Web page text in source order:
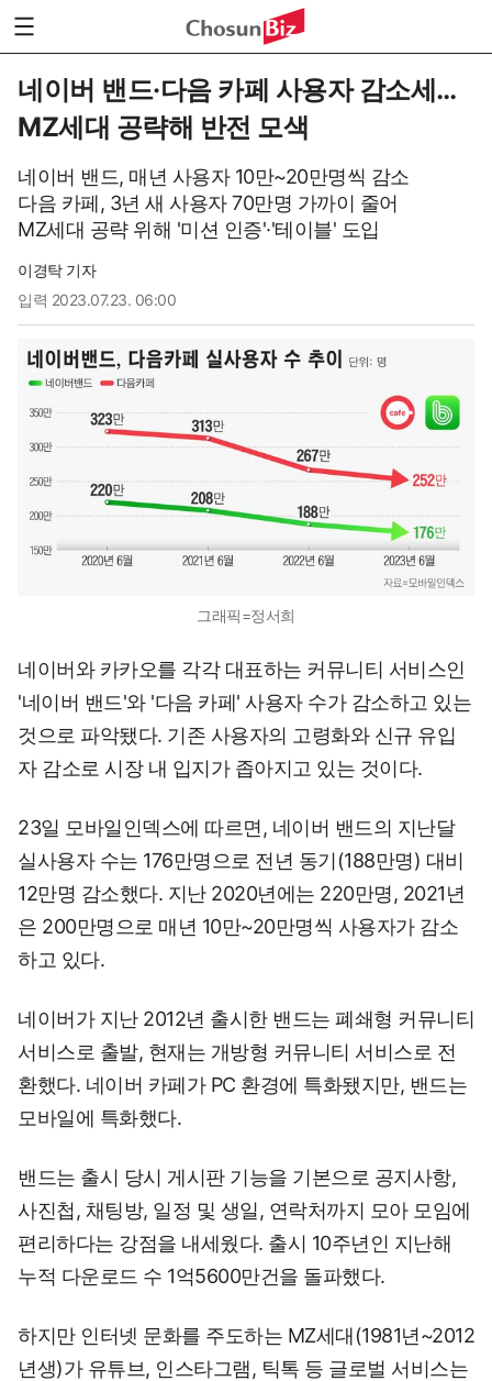
네이버 밴드·다음 카페 사용자 감소세…
MZ세대 공략해 반전 모색
네이버 밴드, 매년 사용자 10만~20만명씩 감소
다음 카페, 3년 새 사용자 70만명 가까이 줄어
MZ세대 공략 위해 '미션 인증'·'테이블' 도입
이경탁 기자
입력 2023.07.23. 06:00
그래픽=정서희
네이버와 카카오를 각각 대표하는 커뮤니티 서비스인
'네이버 밴드'와 '다음 카페' 사용자 수가 감소하고 있는
것으로 파악됐다. 기존 사용자의 고령화와 신규 유입
자 감소로 시장 내 입지가 좁아지고 있는 것이다.
23일 모바일인덱스에 따르면, 네이버 밴드의 지난달
실사용자 수는 176만명으로 전년 동기(188만명) 대비
12만명 감소했다. 지난 2020년에는 220만명, 2021년
은 200만명으로 매년 10만~20만명씩 사용자가 감소
하고 있다.
네이버가 지난 2012년 출시한 밴드는 폐쇄형 커뮤니티
서비스로 출발, 현재는 개방형 커뮤니티 서비스로 전
환했다. 네이버 카페가 PC 환경에 특화됐지만, 밴드는
모바일에 특화했다.
밴드는 출시 당시 게시판 기능을 기본으로 공지사항,
사진첩, 채팅방, 일정 및 생일, 연락처까지 모아 모임에
편리하다는 강점을 내세웠다. 출시 10주년인 지난해
누적 다운로드 수 1억5600만건을 돌파했다.
하지만 인터넷 문화를 주도하는 MZ세대(1981년~2012
년생)가 유튜브, 인스타그램, 틱톡 등 글로벌 서비스는